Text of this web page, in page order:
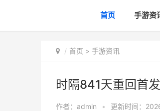
首页 手游资
首页 > 手游资讯
时隔841天重回首发
作者： admin • 更新时间：